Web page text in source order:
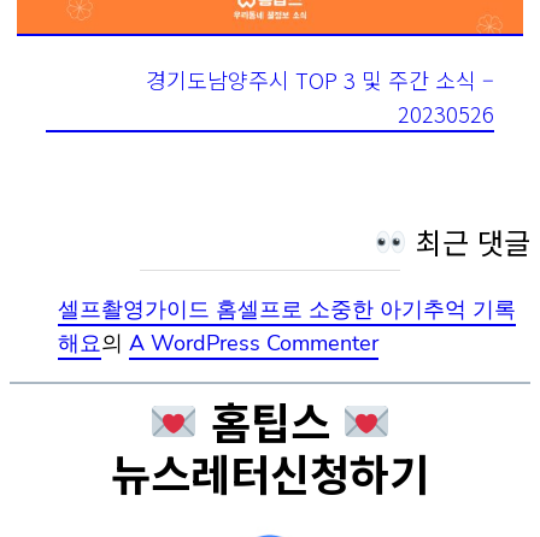
경기도남양주시 TOP 3 및 주간 소식 –
20230526
최근 댓글
셀프촬영가이드 홈셀프로 소중한 아기추억 기록
해요의 A WordPress Commenter
홈팁스
뉴스레터신청하기